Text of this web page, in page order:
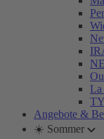
La
Angebote &
☀️ Sommer